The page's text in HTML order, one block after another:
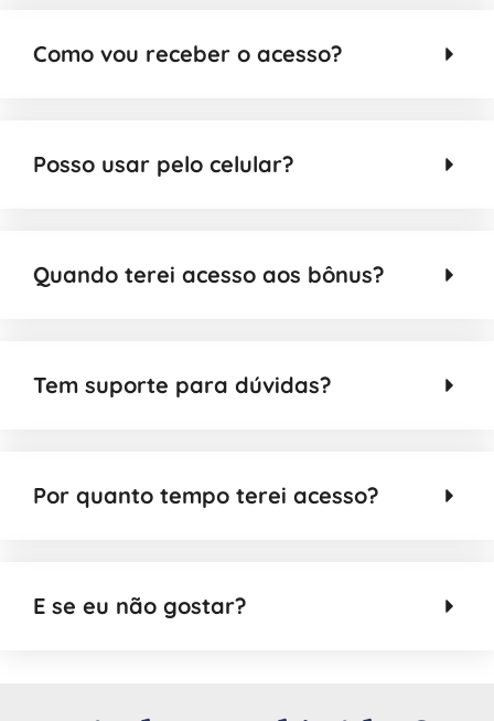
Como vou receber o acesso?
Posso usar pelo celular?
Quando terei acesso aos bônus?
Tem suporte para dúvidas?
Por quanto tempo terei acesso?
E se eu não gostar?